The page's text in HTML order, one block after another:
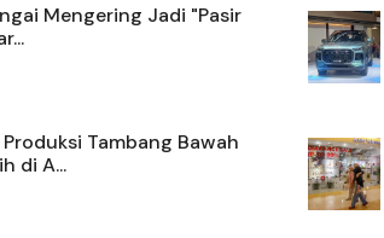
Mengering Jadi "Pasir
Tambang Bawah
di A...